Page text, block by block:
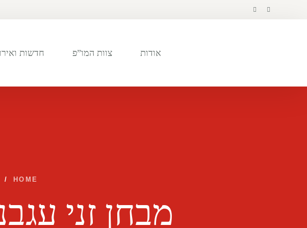
אודות צוות המו”פ חדשות
HOME
/
מבחן זני